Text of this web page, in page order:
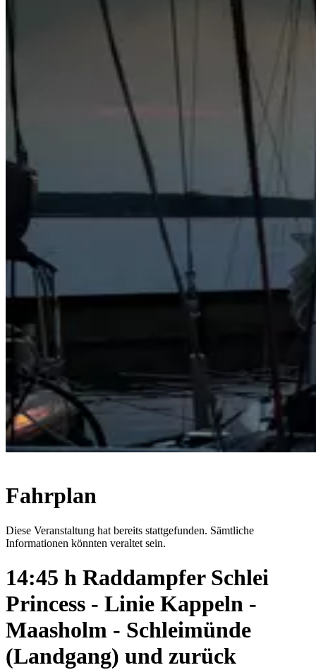
Fahrplan
Diese Veranstaltung hat bereits stattgefunden. Sämtliche
Informationen könnten veraltet sein.
14:45 h Raddampfer Schlei
Princess - Linie Kappeln -
Maasholm - Schleimünde
(Landgang) und zurück